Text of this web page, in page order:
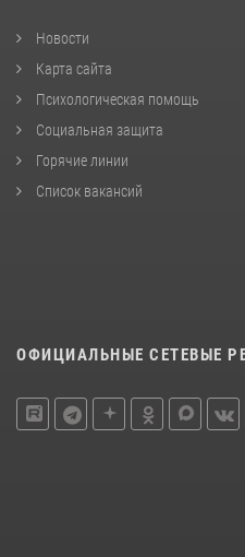
Новости
Карта сайта
Психологическая помощь
Социальная защита
Горячие линии
Список вакансий
ОФИЦИАЛЬНЫЕ СЕТЕВЫЕ